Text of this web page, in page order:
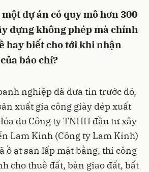
dự án có quy mô hơn 300
dựng không phép mà chính
hay biết cho tới khi nhận
báo chí?
nghiệp đã đưa tin trước đó,
xuất gia công giày dép xuất
do Công ty TNHH đầu tư xây
Lam Kinh (Công ty Lam Kinh)
ồ ạt san lấp mặt bằng, thi công
cho thuê đất, bàn giao đất, bất
Hủy